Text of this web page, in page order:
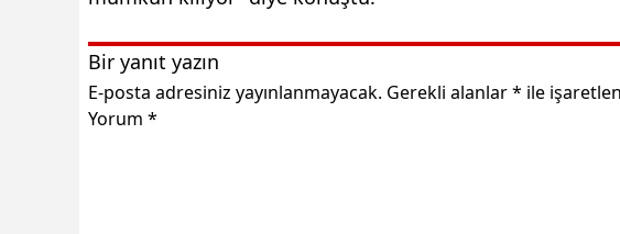
Bir yanıt yazın
E-posta adresiniz yayınlanmayacak. Gerekli alanlar* ile
Yorum *